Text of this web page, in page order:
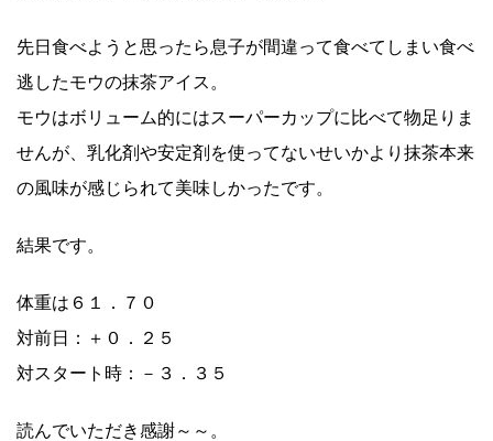
先日食べようと思ったら息子が間違って食べてしまい食べ
逃したモウの抹茶アイス。
モウはボリューム的にはスーパーカップに比べて物足りま
せんが、乳化剤や安定剤を使ってないせいかより抹茶本来
の風味が感じられて美味しかったです。
結果です。
体重は６１．７０
対前日：＋０．２５
対スタート時：－３．３５
読んでいただき感謝～～。